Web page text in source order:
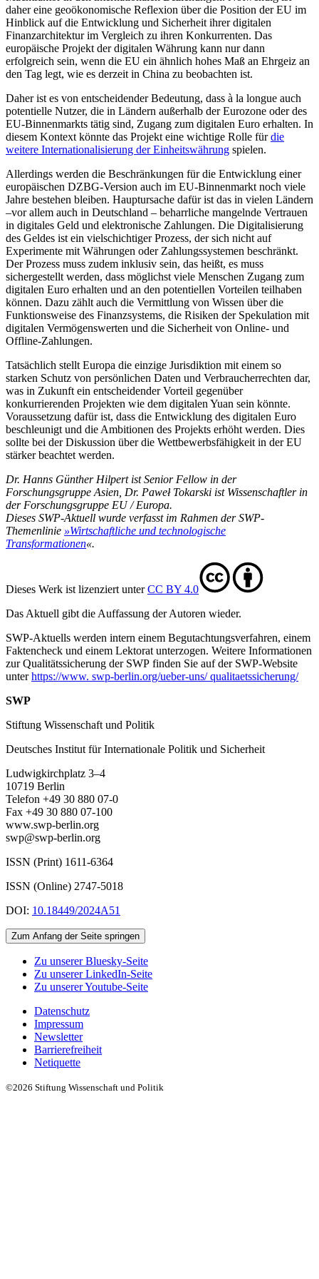
daher eine geoökonomische Re­flexion über die Position der EU im
Hin­blick auf die Ent­wicklung und Sicherheit ihrer digitalen
Finanzarchitektur im Ver­gleich zu ihren Konkurrenten. Das
europäische Pro­jekt der digitalen Währung kann nur dann
erfolgreich sein, wenn die EU ein ähnlich hohes Maß an Ehrgeiz an
den Tag legt, wie es derzeit in China zu beobachten ist.
Daher ist es von entscheidender Bedeutung, dass à la longue auch
potentielle Nutzer, die in Ländern außerhalb der Euro­zone oder des
EU-Binnenmarkts tätig sind, Zugang zum digitalen Euro erhalten. In
diesem Kontext könnte das Projekt eine wichtige Rolle fürdie
weitere Internatio­nalisierung der Einheitswährung spielen.
Allerdings werden die Beschränkungen für die Entwicklung einer
europäischen DZBG-Version auch im EU-Binnenmarkt noch viele
Jahre bestehen bleiben. Haupt­ursache dafür ist das in vielen Ländern
–vor allem auch in Deutschland – be­harr­liche mangelnde Vertrauen
in digitales Geld und elektronische Zahlungen. Die Digitalisierung
des Geldes ist ein vielschichtiger Prozess, der sich nicht auf
Experimente mit Währungen oder Zahlungssystemen be­schränkt.
Der Prozess muss zudem inklusiv sein, das heißt, es muss
sichergestellt wer­den, dass möglichst viele Menschen Zugang zum
digitalen Euro erhalten und an den poten­tiellen Vorteilen teilhaben
können. Dazu zählt auch die Vermittlung von Wissen über die
Funktionsweise des Finanz­systems, die Risiken der Spekulation mit
digitalen Vermögenswerten und die Sicher­heit von Online- und
Offline-Zahlungen.
Tatsächlich stellt Europa die einzige Jurisdiktion mit einem so
starken Schutz von persönlichen Daten und Verbraucherrechten dar,
was in Zukunft ein entscheidender Vorteil gegenüber
konkurrierenden Projekten wie dem digitalen Yuan sein könnte.
Voraussetzung dafür ist, dass die Entwicklung des digitalen Euro
beschleunigt und die Ambitionen des Projekts er­höht werden. Dies
sollte bei der Diskussion über die Wettbewerbsfähigkeit in der EU
stärker beachtet werden.
Dr. Hanns Günther Hilpert ist Senior Fellow in der
Forschungsgruppe Asien, Dr. Paweł Tokarski ist Wissenschaftler in
der Forschungsgruppe EU / Europa.
Dieses SWP-Aktuell wurde verfasst im Rahmen der SWP-
Themenlinie »Wirtschaftliche und technologische
Transformationen«.
Dieses Werk ist lizenziert unterCC BY 4.0
Das Aktuell gibt die Auf­fassung der Autoren wieder.
SWP-Aktuells werden intern einem Begutachtungsverfah­ren, einem
Faktencheck und einem Lektorat unterzogen. Weitere Informationen
zur Qualitätssicherung der SWP finden Sie auf der SWP-Website
unterhttps://www. swp-berlin.org/ueber-uns/ qualitaetssicherung/
SWP
Stiftung Wissenschaft und Politik
Deutsches Institut für Internationale Politik und Sicherheit
Ludwigkirchplatz 3–4
10719 Berlin
Telefon +49 30 880 07-0
Fax +49 30 880 07-100
www.swp-berlin.org
swp@swp-berlin.org
ISSN (Print) 1611-6364
ISSN (Online) 2747-5018
DOI: 10.18449/2024A51
Zum Anfang der Seite springen
Zu unserer Bluesky-Seite
Zu unserer LinkedIn-Seite
Zu unserer Youtube-Seite
Datenschutz
Impressum
Newsletter
Barrierefreiheit
Netiquette
©2026 Stiftung Wissenschaft und Politik